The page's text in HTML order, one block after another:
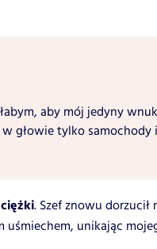
aby mój jedyny
głowie tylko samochody
. Szef znowu
uśmiechem, unikając